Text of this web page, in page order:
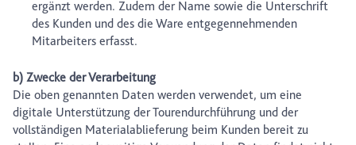
ergänzt werden. Zudem der Name sowie die Unterschrift
des Kunden und des die Ware entgegennehmenden
Mitarbeiters erfasst.
b) Zwecke der Verarbeitung
Die oben genannten Daten werden verwendet, um eine
digitale Unterstützung der Tourendurchführung und der
vollständigen Materialablieferung beim Kunden bereit zu